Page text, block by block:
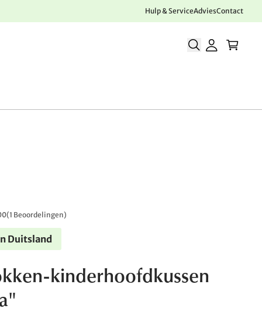
Hulp & ServiceAdviesContact
(1 Beoordelingen)
Duitsland
kinderhoofdkussen